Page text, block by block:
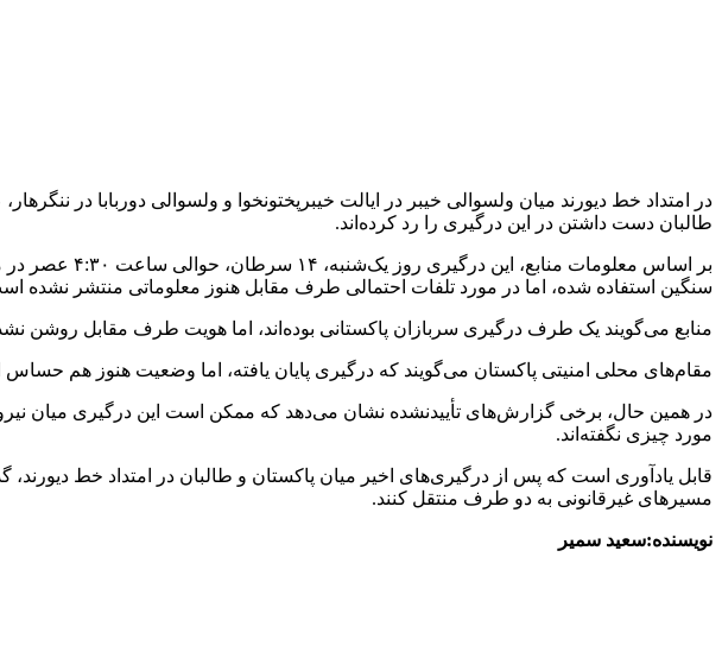
در امتداد خط دیورند میان ولسوالی خیبر در ایالت خیبرپختونخوا و ولسوالی دوربابا در
طالبان دست داشتن در این درگیری را رد کرده‌اند.
بر اساس
سنگین استفاده شده، اما در مورد تلفات احتمالی طرف مقابل هنوز معلوماتی منتشر نشده
منابع می‌گویند یک طرف درگیری سربازان پاکستانی بوده‌اند، اما هویت طرف مقابل روشن
مقام‌های محلی امنیتی پاکستان می‌گویند که درگیری پایان یافته، اما وضعیت هنوز هم
در همین حال، برخی گزارش‌های تأییدنشده نشان می‌دهد که ممکن است این درگیری میان
مورد چیزی نگفته‌اند.
قابل یادآوری است که پس از درگیری‌های اخیر میان پاکستان و طالبان در امتداد خط دیورند،
مسیرهای غیرقانونی به دو طرف منتقل کنند.
نویسنده:سعید سمیر